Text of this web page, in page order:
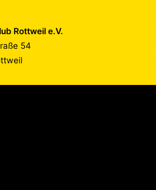
Rottweil e.V.
54